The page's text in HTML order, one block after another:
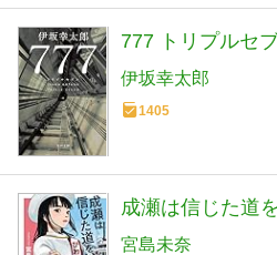
777 トリプルセ
伊坂幸太郎
1405
成瀬は信じた道
宮島未奈